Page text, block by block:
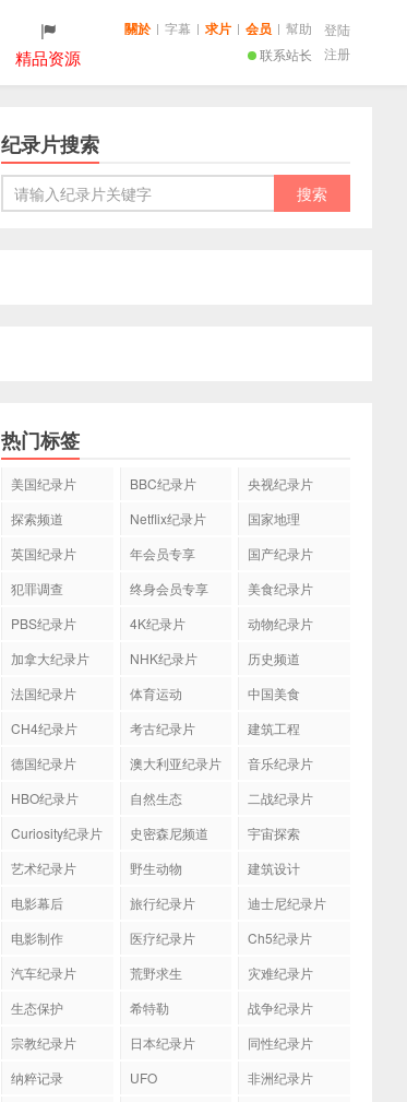
精品资源 联系站长
關於 | 字幕 | 求片 | 会员 | 幫助
登陆
注册
纪录片搜索
热门标签
美国纪录片 BBC纪录片
央视纪录片
探索频道
Netflix纪录片
国家地理
英国纪录片
年会员专享
国产纪录片
犯罪调查
终身会员专享
美食纪录片
PBS纪录片
4K纪录片
动物纪录片
加拿大纪录片
NHK纪录片
历史频道
法国纪录片
体育运动
中国美食
CH4纪录片
考古纪录片
建筑工程
德国纪录片
澳大利亚纪录片
音乐纪录片
HBO纪录片
自然生态
二战纪录片
Curiosity纪录片
史密森尼频道
宇宙探索
艺术纪录片
野生动物
建筑设计
电影幕后
旅行纪录片
迪士尼纪录片
电影制作
医疗纪录片
Ch5纪录片
汽车纪录片
荒野求生
灾难纪录片
生态保护
希特勒
战争纪录片
宗教纪录片
日本纪录片
同性纪录片
纳粹记录
UFO
非洲纪录片